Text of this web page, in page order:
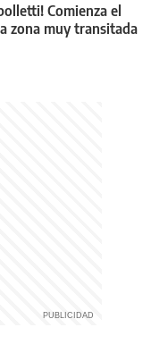
Comienza el
zona muy transitada